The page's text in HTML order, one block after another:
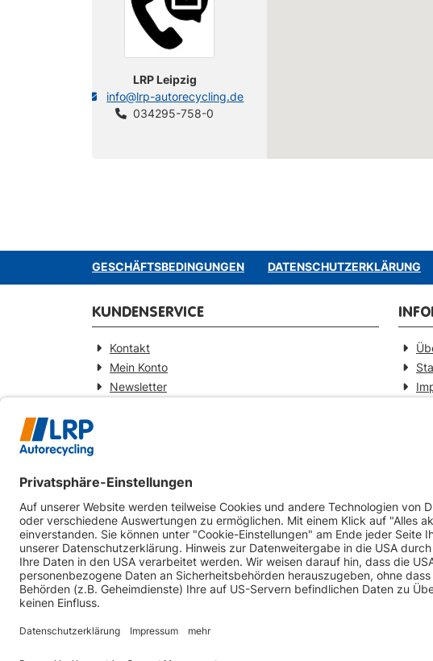
LRP Leipzig
info@lrp-autorecycling.de
034295-758-0
GESCHÄFTSBEDINGUNGEN DATENSCHUTZERKLÄRUNG
KUNDENSERVICE
Kontakt
Mein Konto
Newsletter
Webseitenbetreiber
LRP-Autorecycling Magdeburg GmbH
Am Zweigkanal 9
39126 Magdeburg
0391-5441930
info@lrp-autorecycling-magdeburg.de